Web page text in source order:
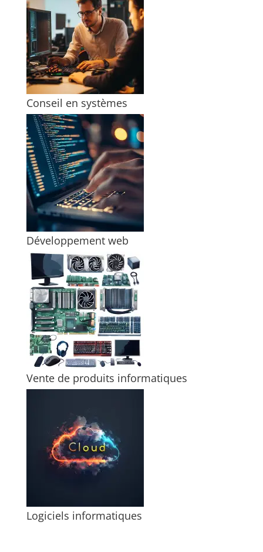
Conseil en systèmes
Développement web
Vente de produits informatiques
Logiciels informatiques